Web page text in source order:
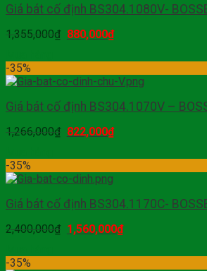
Giá bát cố định BS304.1080V-
1,355,000₫ 880,000₫
-35%
Giá bát cố định BS304.1070V –
1,266,000₫ 822,000₫
-35%
Giá bát cố định BS304.1170C-
2,400,000₫ 1,560,000₫
-35%